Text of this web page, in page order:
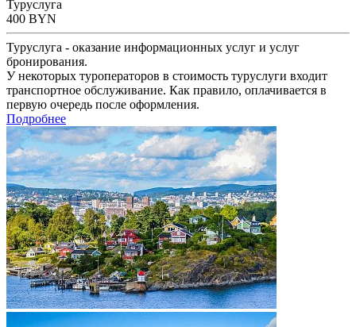
Туруслуга
400 BYN
Туруслуга - оказание информационных услуг и услуг
бронирования.
У некоторых туроператоров в стоимость туруслуги входит
транспортное обслуживание. Как правило, оплачивается в
первую очередь после оформления.
Подробнее